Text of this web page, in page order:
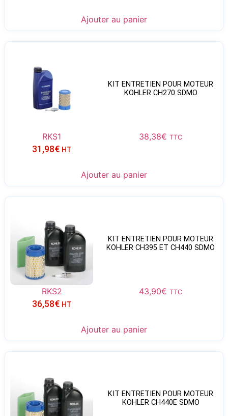
Ajouter au panier
KIT ENTRETIEN POUR MOTEUR
KOHLER CH270 SDMO
RKS1 38,38€ TTC
31,98€ HT
Ajouter au panier
KIT ENTRETIEN POUR MOTEUR
KOHLER CH395 ET CH440 SDMO
RKS2 43,90€ TTC
36,58€ HT
Ajouter au panier
KIT ENTRETIEN POUR MOTEUR
KOHLER CH440E SDMO